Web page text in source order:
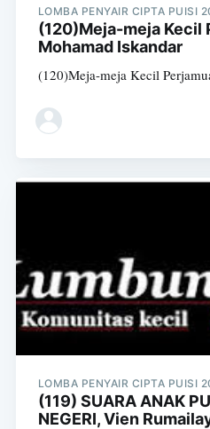
LOMBA PENYAIR CIPTA PUISI
(120)Meja-meja Kecil
Mohamad Iskandar
(120)Meja-meja Kecil
LOMBA PENYAIR CIPTA PUISI
(119) SUARA ANAK
NEGERI, Vien